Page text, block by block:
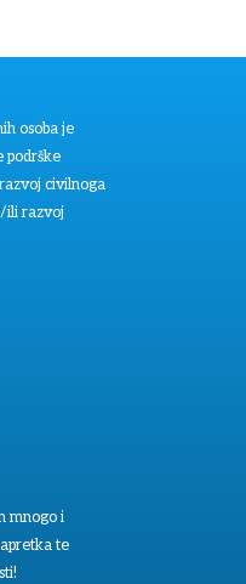
osoba je
podrške
civilnoga
ili razvoj
mnogo i
te